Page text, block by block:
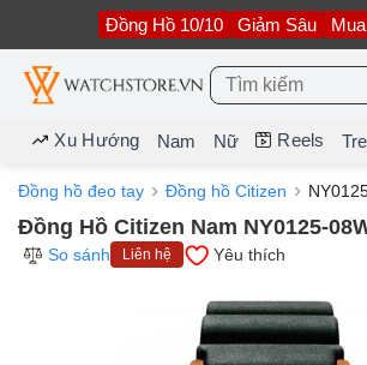
nội
dung
Đồng Hồ 10/10 Giảm Sâu
Tìm
kiếm:
Xu Hướng Nam Nữ Reels
Đồng hồ đeo tay Đồng hồ Citizen
Đồng Hồ Citizen Nam NY0125-
So sánh
Liên hệ Yêu thích